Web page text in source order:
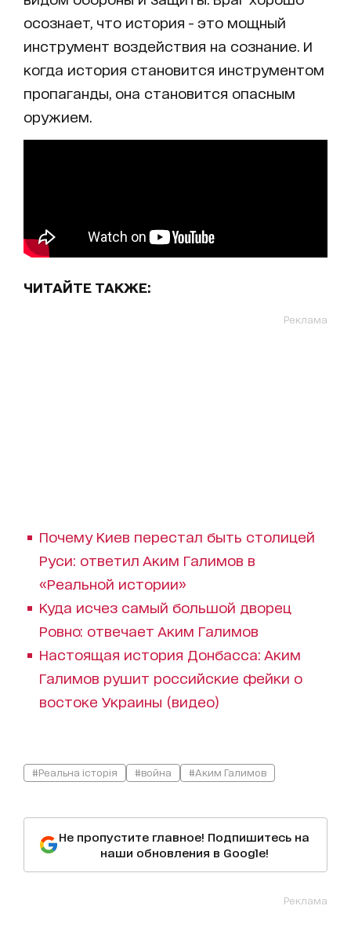
осознает, что история - это мощный
инструмент воздействия на сознание. И
когда история становится инструментом
пропаганды, она становится опасным
оружием.
ЧИТАЙТЕ ТАКЖЕ:
Реклама
Почему Киев перестал быть столицей
Руси: ответил Аким Галимов в
«Реальной истории»
Куда исчез самый большой дворец
Ровно: отвечает Аким Галимов
Настоящая история Донбасса: Аким
Галимов рушит российские фейки о
востоке Украины (видео)
#Реальна історія #война #Аким Галимов
Не пропустите главное! Подпишитесь на
наши обновления в Google!
Реклама